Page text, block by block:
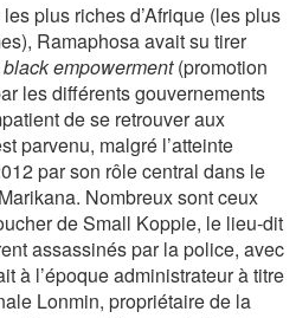
plus riches d’Afrique (les plus
Ramaphosa avait su tirer
black empowerment(promotion
les différents gouvernements
de se retrouver aux
parvenu, malgré l’atteinte
par son rôle central dans le
Nombreux sont ceux
de Small Koppie, le lieu-dit
assassinés par la police, avec
à l’époque administrateur à titre
Lonmin, propriétaire de la